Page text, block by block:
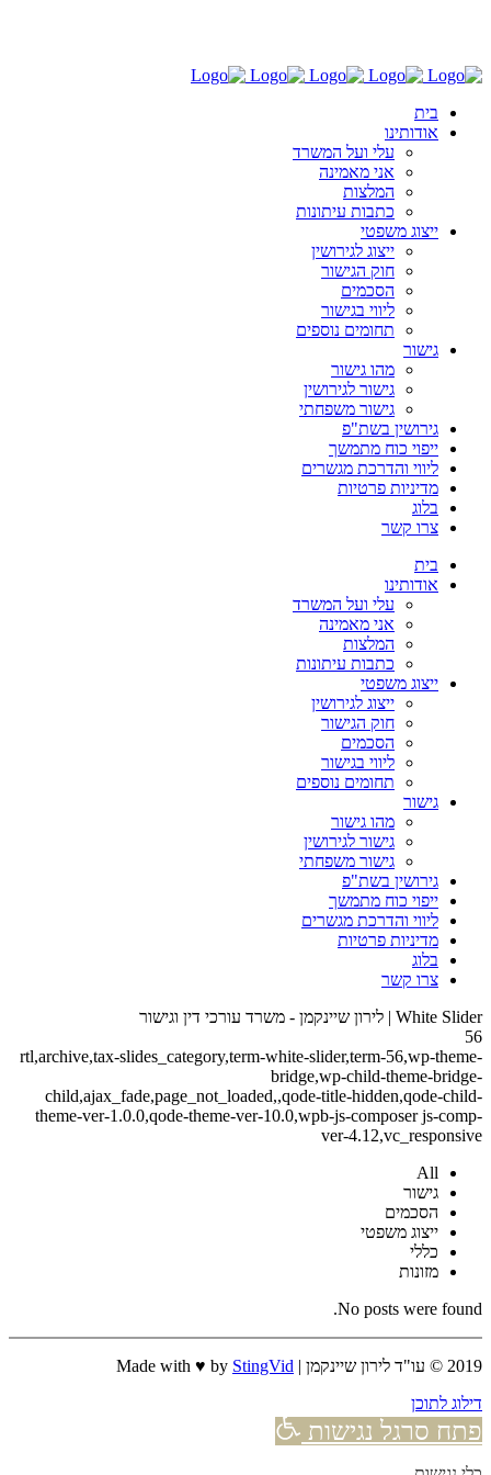
בית
אודותינו
עלי ועל המשרד
אני מאמינה
המלצות
כתבות עיתונות
ייצוג משפטי
ייצוג לגירושין
חוק הגישור
הסכמים
ליווי בגישור
תחומים נוספים
גישור
מהו גישור
גישור לגירושין
גישור משפחתי
גירושין בשת"פ
ייפוי כוח מתמשך
ליווי והדרכת מגשרים
מדיניות פרטיות
בלוג
צרו קשר
בית
אודותינו
עלי ועל המשרד
אני מאמינה
המלצות
כתבות עיתונות
ייצוג משפטי
ייצוג לגירושין
חוק הגישור
הסכמים
ליווי בגישור
תחומים נוספים
גישור
מהו גישור
גישור לגירושין
גישור משפחתי
גירושין בשת"פ
ייפוי כוח מתמשך
ליווי והדרכת מגשרים
מדיניות פרטיות
בלוג
צרו קשר
White Slider | לירון שיינקמן - משרד עורכי דין וגישור
56
rtl,archive,tax-slides_category,term-white-slider,term-56,wp-theme-
bridge,wp-child-theme-bridge-
child,ajax_fade,page_not_loaded,,qode-title-hidden,qode-child-
theme-ver-1.0.0,qode-theme-ver-10.0,wpb-js-composer js-comp-
ver-4.12,vc_responsive
All
גישור
הסכמים
ייצוג משפטי
כללי
מזונות
No posts were found.
2019 © עו"ד לירון שיינקמן | Made with ♥ by
StingVid
דילוג לתוכן
פתח סרגל נגישות